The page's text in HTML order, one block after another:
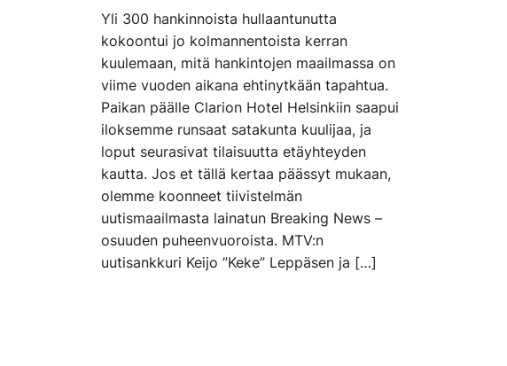
Yli 300 hankinnoista hullaantunutta
kokoontui jo kolmannentoista kerran
kuulemaan, mitä hankintojen maailmassa on
viime vuoden aikana ehtinytkään tapahtua.
Paikan päälle Clarion Hotel Helsinkiin saapui
iloksemme runsaat satakunta kuulijaa, ja
loput seurasivat tilaisuutta etäyhteyden
kautta. Jos et tällä kertaa päässyt mukaan,
olemme koonneet tiivistelmän
uutismaailmasta lainatun Breaking News –
osuuden puheenvuoroista. MTV:n
uutisankkuri Keijo ”Keke” Leppäsen ja […]